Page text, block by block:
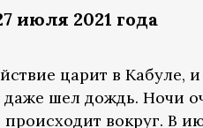
июля 2021 года
царит в Кабуле,
шел дождь. Ночи
происходит вокруг. В